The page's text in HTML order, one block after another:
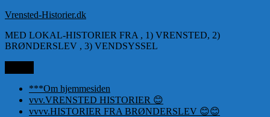
Videre
indhold
Vrensted-Historier.dk
MED LOKAL-HISTORIER FRA , 1) VRENSTED, 2)
BRØNDERSLEV , 3) VENDSYSSEL
***Om hjemmesiden
vvv.VRENSTED HISTORIER 😊
vvvv.HISTORIER FRA BRØNDERSLEV 😊😊